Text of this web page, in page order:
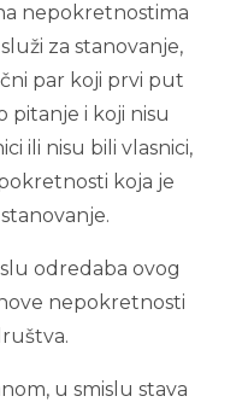
nepokretnostima
za stanovanje,
par koji prvi put
pitanje i koji nisu
ili nisu bili vlasnici,
koja je
odredaba ovog
nepokretnosti
u smislu stava